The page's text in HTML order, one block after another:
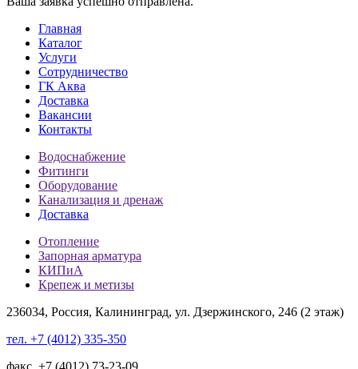
Главная
Каталог
Услуги
Сотрудничество
ГК Аква
Доставка
Вакансии
Контакты
Водоснабжение
Фитинги
Оборудование
Канализация и дренаж
Доставка
Отопление
Запорная арматура
КИПиА
Крепеж и метизы
236034, Россия, Калининград, ул. Дзержинского, 246 (2 этаж)
тел. +7 (4012) 335-350
факс. +7 (4012) 73-23-09